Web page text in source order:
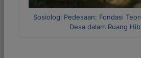
Fondasi Teoretik dan Dinamika
dalam Ruang Hibriditas